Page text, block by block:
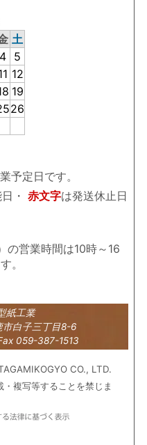
土
4 5
12
19
26
予定日です。
・ 赤文字は発送休止日
の営業時間は10時～16
。
紙工業
白子三丁目8-6
059-387-1513
CO., LTD.
複写等することを禁じま